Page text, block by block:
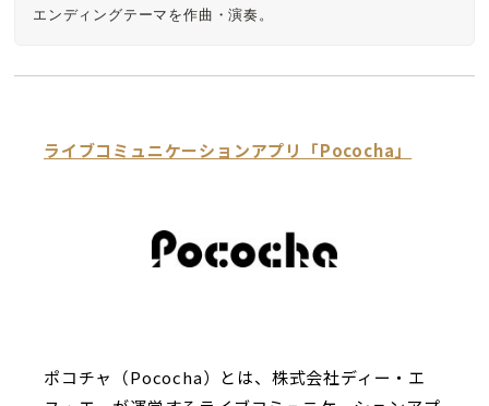
エンディングテーマを作曲・演奏。
ライブコミュニケーションアプリ「Pococha」
ポコチャ（Pococha）とは、株式会社ディー・エ